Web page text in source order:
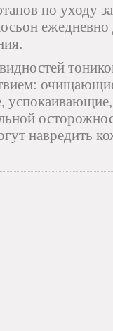
по уходу
навредить